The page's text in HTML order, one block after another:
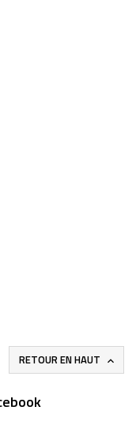
RETOUR EN HAUT 